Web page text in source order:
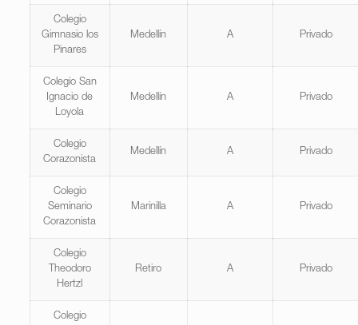
Colegio
Gimnasio los
Pinares
Medellín A Privado
Colegio San
Ignacio de
Loyola
Medellín A Privado
Colegio
Corazonista
Medellín A Privado
Colegio
Seminario
Corazonista
Marinilla A Privado
Colegio
Theodoro
Hertzl
Retiro A Privado
Colegio